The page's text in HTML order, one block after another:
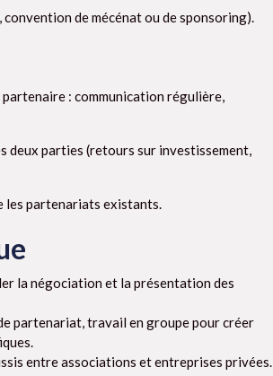
de mécénat ou de sponsoring).
: communication régulière,
deux parties (retours sur investissement,
les partenariats existants.
la négociation et la présentation des
partenariat, travail en groupe pour créer
entre associations et entreprises privées.